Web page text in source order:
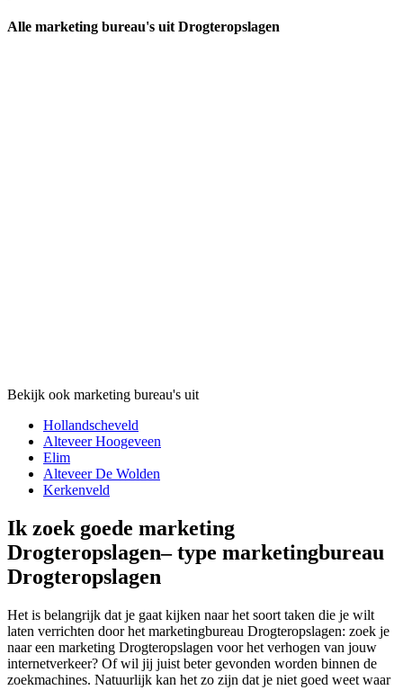
Alle marketing bureau's uit Drogteropslagen
Bekijk ook marketing bureau's uit
Hollandscheveld
Alteveer Hoogeveen
Elim
Alteveer De Wolden
Kerkenveld
Ik zoek goede marketing
Drogteropslagen– type marketingbureau
Drogteropslagen
Het is belangrijk dat je gaat kijken naar het soort taken die je wilt
laten verrichten door het marketingbureau Drogteropslagen: zoek je
naar een marketing Drogteropslagen voor het verhogen van jouw
internetverkeer? Of wil jij juist beter gevonden worden binnen de
zoekmachines. Natuurlijk kan het zo zijn dat je niet goed weet waar